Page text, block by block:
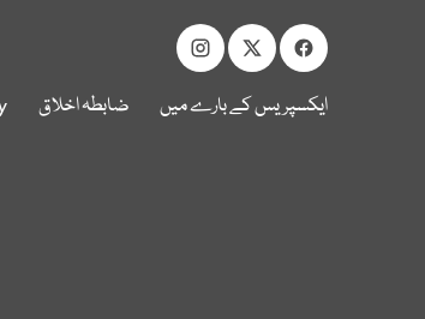
ایکسپریس کے بارے میں ضابطہ اخلاق